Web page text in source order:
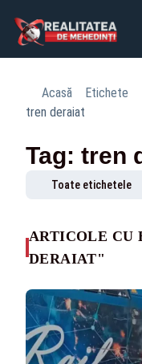
Acasă Etichete
tren deraiat
Tag: tren
Toate etichetele
ARTICOLE CU
DERAIAT"